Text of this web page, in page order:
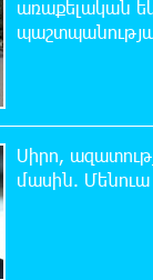
7-08-2026
Հայրապետի
հարցերի մասին՝
մինչև անվճար
7-08-2026
առաքելական
Սիրո,
մասին.